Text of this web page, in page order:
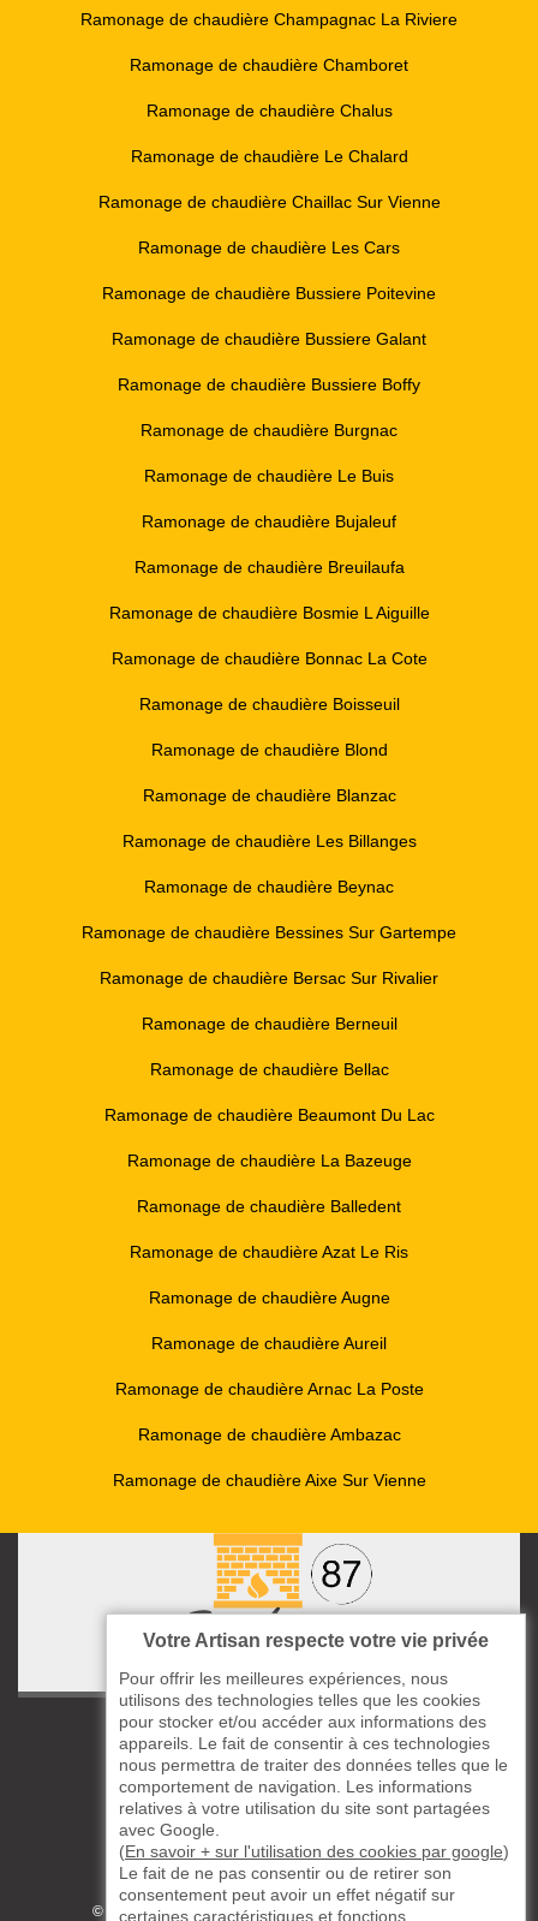
Ramonage de chaudière Champagnac La Riviere
Ramonage de chaudière Chamboret
Ramonage de chaudière Chalus
Ramonage de chaudière Le Chalard
Ramonage de chaudière Chaillac Sur Vienne
Ramonage de chaudière Les Cars
Ramonage de chaudière Bussiere Poitevine
Ramonage de chaudière Bussiere Galant
Ramonage de chaudière Bussiere Boffy
Ramonage de chaudière Burgnac
Ramonage de chaudière Le Buis
Ramonage de chaudière Bujaleuf
Ramonage de chaudière Breuilaufa
Ramonage de chaudière Bosmie L Aiguille
Ramonage de chaudière Bonnac La Cote
Ramonage de chaudière Boisseuil
Ramonage de chaudière Blond
Ramonage de chaudière Blanzac
Ramonage de chaudière Les Billanges
Ramonage de chaudière Beynac
Ramonage de chaudière Bessines Sur Gartempe
Ramonage de chaudière Bersac Sur Rivalier
Ramonage de chaudière Berneuil
Ramonage de chaudière Bellac
Ramonage de chaudière Beaumont Du Lac
Ramonage de chaudière La Bazeuge
Ramonage de chaudière Balledent
Ramonage de chaudière Azat Le Ris
Ramonage de chaudière Augne
Ramonage de chaudière Aureil
Ramonage de chaudière Arnac La Poste
Ramonage de chaudière Ambazac
Ramonage de chaudière Aixe Sur Vienne
ccas le Bourg
87220 Boisseuil
05 33 06 14 49
06 37 57 44 80
Siret : 823732649
©2019 - 2026 TOUS DROITS RÉSERVÉS
Votre Artisan respecte votre vie privée
Pour offrir les meilleures expériences, nous
utilisons des technologies telles que les cookies
pour stocker et/ou accéder aux informations des
appareils. Le fait de consentir à ces technologies
nous permettra de traiter des données telles que le
comportement de navigation. Les informations
relatives à votre utilisation du site sont partagées
avec Google.
(En savoir + sur l'utilisation des cookies par google)
Le fait de ne pas consentir ou de retirer son
consentement peut avoir un effet négatif sur
certaines caractéristiques et fonctions.